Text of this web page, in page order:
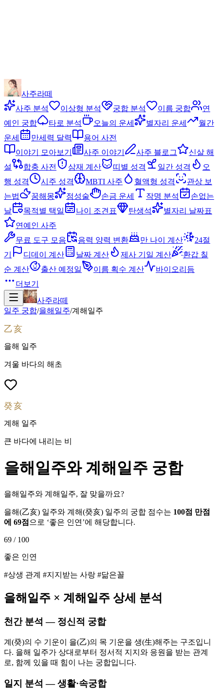
사주라떼
사주 분석
이상형 분석 궁합 분석 이름 궁합
연
예인 궁합
타로 분석 오늘의 운세 별자리 운세
월간
운세
만세력 달력
용어 사전
이야기 모아보기
사주 이야기 사주 블로그
신살 해
설
합충 사전 삼재 계산 띠별 성격 일간 성격
오
행 성격
시주 성격 MBTI 사주 혈액형 성격
관상 보
는법
꿈해몽 점성술 손금 운세 작명 분석
손없는
날
목적별 택일 나이 조견표 탄생석
별자리 날짜표
연예인 사주
무료 도구 모음
음력 양력 변환 만 나이 계산
24절
기
디데이 계산 날짜 계산 제사 기일 계산
환갑 칠
순 계산
출산 예정일 이름 획수 계산
바이오리듬
더보기
사주라떼
일주 궁합/을해 일주/계해 일주
乙亥
을해 일주
겨울 바다의 해초
癸亥
계해 일주
큰 바다에 내리는 비
을해일주와 계해일주 궁합
을해일주와 계해일주, 잘 맞을까요?
을해(乙亥) 일주와 계해(癸亥) 일주의 궁합 점수는 100점 만점
에 69점 으로 ‘좋은 인연 ’에 해당합니다.
69 / 100
좋은 인연
#상생 관계 #지지받는 사랑 #닮은꼴
을해 일주 × 계해 일주 상세 분석
천간 분석 — 정신적 궁합
계(癸)의 수 기운이 을(乙)의 목 기운을 생(生)해주는 구조입니
다. 을해 일주가 상대로부터 정서적 지지와 응원을 받는 관계
로, 함께 있을 때 힘이 나는 궁합입니다.
일지 분석 — 생활·속궁합